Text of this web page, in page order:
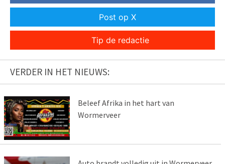
Post op X
Tip de redactie
VERDER IN HET NIEUWS:
Beleef Afrika in het hart van
Wormerveer